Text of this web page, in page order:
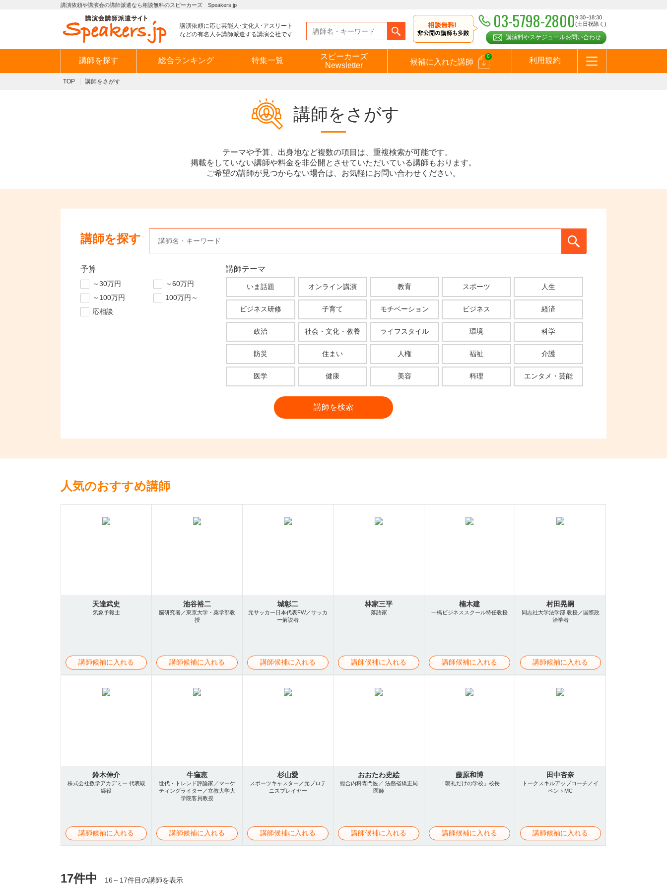
講演依頼や講演会の講師派遣なら相談無料のスピーカーズ Speakers.jp
講演依頼に応じ芸能人･文化人･アスリート
などの有名人を講師派遣する講演会社です
03-5798-28009:30~18:30
(土日祝除く)
講演料やスケジュールお問い合わせ
講師を探す 総合ランキング 特集一覧
スピーカーズ
Newsletter
候補に入れた講師
0
利用規約
TOP 講師をさがす
講師をさがす
テーマや予算、出身地など複数の項目は、重複検索が可能です。
掲載をしていない講師や料金を非公開とさせていただいている講師もおります。
ご希望の講師が見つからない場合は、お気軽にお問い合わせください。
講師を探す
予算
～30万円
～60万円
～100万円
100万円～
応相談
講師テーマ
いま話題 オンライン講演 教育 スポーツ 人生
ビジネス研修 子育て モチベーション ビジネス 経済
政治 社会・文化・教養 ライフスタイル 環境 科学
防災 住まい 人権 福祉 介護
医学 健康 美容 料理 エンタメ・芸能
人気のおすすめ講師
天達武史
気象予報士
講師候補に入れる
池谷裕二
脳研究者／東京大学・薬学部教
授
講師候補に入れる
城彰二
元サッカー日本代表FW／サッカ
ー解説者
講師候補に入れる
林家三平
落語家
講師候補に入れる
楠木建
一橋ビジネススクール特任教授
講師候補に入れる
村田晃嗣
同志社大学法学部 教授／国際政
治学者
講師候補に入れる
鈴木伸介
株式会社数学アカデミー 代表取
締役
講師候補に入れる
牛窪恵
世代・トレンド評論家／マーケ
ティングライター／立教大学大
学院客員教授
講師候補に入れる
杉山愛
スポーツキャスター／元プロテ
ニスプレイヤー
講師候補に入れる
おおたわ史絵
総合内科専門医／ 法務省矯正局
医師
講師候補に入れる
藤原和博
「朝礼だけの学校」校長
講師候補に入れる
田中杏奈
トークスキルアップコーチ／イ
ベントMC
講師候補に入れる
17件中 16～17件目の講師を表示